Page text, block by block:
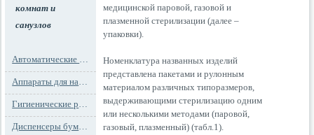
комнат и
санузлов
Автоматические освежители воздуха
Аппараты для надевания бахил
Гигиенические расходные материалы
Диспенсеры бумажных полотенец
медицинской паровой, газовой и
плазменной стерилизации (далее –
упаковки).
Номенклатура названных изделий
представлена пакетами и рулонным
материалом различных типоразмеров,
выдерживающими стерилизацию одним
или несколькими методами (паровой,
газовый, плазменный) (табл.1).